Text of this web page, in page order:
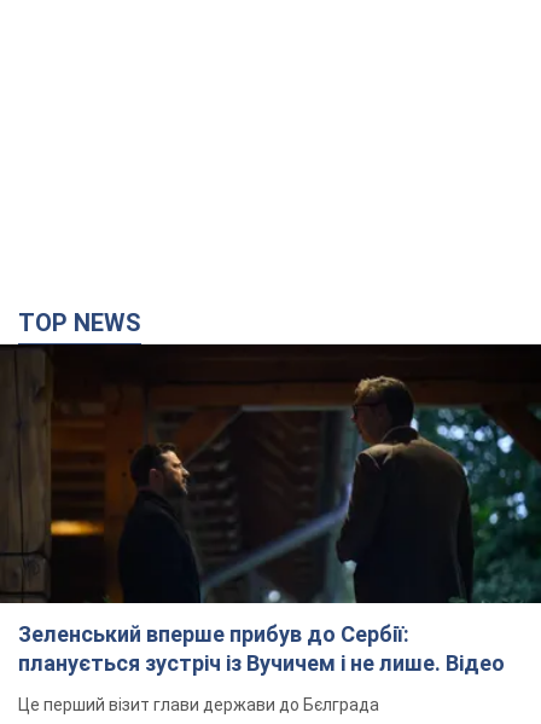
TOP NEWS
Зеленський вперше прибув до Сербії:
планується зустріч із Вучичем і не лише. Відео
Це перший візит глави держави до Бєлграда